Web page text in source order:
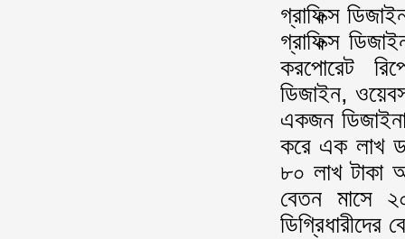
গ্রাফিক্স
গ্রাফিক্স
করপোরেট
ডিজাইন,
একজন
করে এক লাখ
৮০ লাখ টাকা
বেতন মাসে